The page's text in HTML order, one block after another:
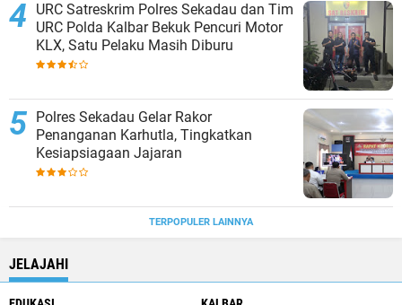
URC Satreskrim Polres Sekadau dan Tim
URC Polda Kalbar Bekuk Pencuri Motor
KLX, Satu Pelaku Masih Diburu
Polres Sekadau Gelar Rakor
Penanganan Karhutla, Tingkatkan
Kesiapsiagaan Jajaran
TERPOPULER LAINNYA
JELAJAHI